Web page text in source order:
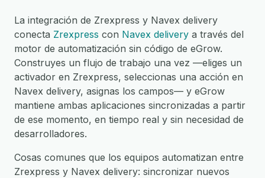
La integración de Zrexpress y Navex delivery
conecta Zrexpress con Navex delivery a través del
motor de automatización sin código de eGrow.
Construyes un flujo de trabajo una vez —eliges un
activador en Zrexpress, seleccionas una acción en
Navex delivery, asignas los campos— y eGrow
mantiene ambas aplicaciones sincronizadas a partir
de ese momento, en tiempo real y sin necesidad de
desarrolladores.
Cosas comunes que los equipos automatizan entre
Zrexpress y Navex delivery: sincronizar nuevos